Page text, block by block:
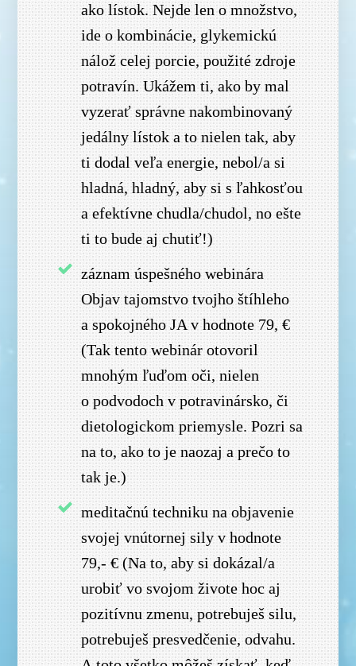
ako lístok. Nejde len o množstvo,
ide o kombinácie, glykemickú
nálož celej porcie, použité zdroje
potravín. Ukážem ti, ako by mal
vyzerať správne nakombinovaný
jedálny lístok a to nielen tak, aby
ti dodal veľa energie, nebol/a si
hladná, hladný, aby si s ľahkosťou
a efektívne chudla/chudol, no ešte
ti to bude aj chutiť!)
záznam úspešného webinára
Objav tajomstvo tvojho štíhleho
a spokojného JA v hodnote 79, €
(Tak tento webinár otovoril
mnohým ľuďom oči, nielen
o podvodoch v potravinársko, či
dietologickom priemysle. Pozri sa
na to, ako to je naozaj a prečo to
tak je.)
meditačnú techniku na objavenie
svojej vnútornej sily v hodnote
79,- € (Na to, aby si dokázal/a
urobiť vo svojom živote hoc aj
pozitívnu zmenu, potrebuješ silu,
potrebuješ presvedčenie, odvahu.